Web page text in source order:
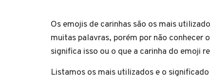
Os emojis de carinhas são os mais
muitas palavras, porém por não conhecer
significa isso ou o que a carinha do emoji
Listamos os mais utilizados e o